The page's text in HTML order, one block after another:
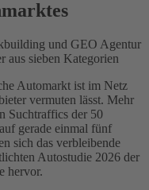
und GEO Agentur
aus sieben Kategorien
Automarkt ist im Netz
vermuten lässt. Mehr
Suchtraffics der 50
gerade einmal fünf
sich das verbleibende
Autostudie 2026 der
hervor.